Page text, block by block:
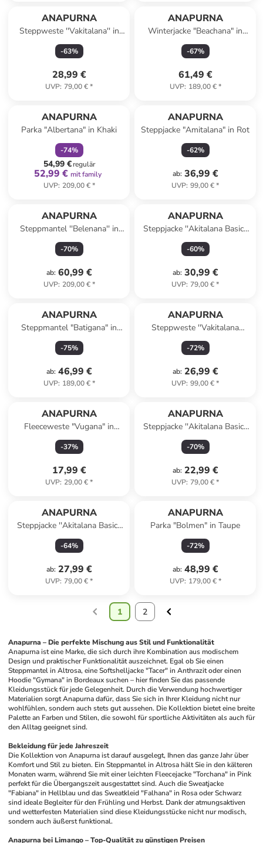
ANAPURNA
Steppweste ''Vakitalana'' in
Rot
-63%
28,99 €
UVP: 79,00 €*
ANAPURNA
Winterjacke "Beachana" in
Grau
-67%
61,49 €
UVP: 189,00 €*
ANAPURNA
Parka "Albertana" in Khaki
-74%
54,99 €regulär
52,99 € mit family
UVP: 209,00 €*
ANAPURNA
Steppjacke "Amitalana" in Rot
-62%
ab: 36,99 €
UVP: 99,00 €*
ANAPURNA
Steppmantel ''Belenana'' in
Dunkelblau
-70%
ab: 60,99 €
UVP: 209,00 €*
ANAPURNA
Steppjacke ''Akitalana Basic''
in Khaki
-60%
ab: 30,99 €
UVP: 79,00 €*
ANAPURNA
Steppmantel "Batigana" in
Bordeaux
-75%
ab: 46,99 €
UVP: 189,00 €*
ANAPURNA
Steppweste ''Vakitalana
Long'' in Bordeaux
-72%
ab: 26,99 €
UVP: 99,00 €*
ANAPURNA
Fleeceweste "Vugana" in
Hellgrau
-37%
17,99 €
UVP: 29,00 €*
ANAPURNA
Steppjacke ''Akitalana Basic''
in Grau
-70%
ab: 22,99 €
UVP: 79,00 €*
ANAPURNA
Steppjacke ''Akitalana Basic''
in Flieder
-64%
ab: 27,99 €
UVP: 79,00 €*
ANAPURNA
Parka "Bolmen" in Taupe
-72%
ab: 48,99 €
UVP: 179,00 €*
1 2
Anapurna – Die perfekte Mischung aus Stil und Funktionalität
Anapurna ist eine Marke, die sich durch ihre Kombination aus modischem
Design und praktischer Funktionalität auszeichnet. Egal ob Sie einen
Steppmantel in Altrosa, eine Softshelljacke "Tacer" in Anthrazit oder einen
Hoodie "Gymana" in Bordeaux suchen – hier finden Sie das passende
Kleidungsstück für jede Gelegenheit. Durch die Verwendung hochwertiger
Materialien sorgt Anapurna dafür, dass Sie sich in Ihrer Kleidung nicht nur
wohlfühlen, sondern auch stets gut aussehen. Die Kollektion bietet eine breite
Palette an Farben und Stilen, die sowohl für sportliche Aktivitäten als auch für
den Alltag geeignet sind.
Bekleidung für jede Jahreszeit
Die Kollektion von Anapurna ist darauf ausgelegt, Ihnen das ganze Jahr über
Komfort und Stil zu bieten. Ein Steppmantel in Altrosa hält Sie in den kälteren
Monaten warm, während Sie mit einer leichten Fleecejacke "Torchana" in Pink
perfekt für die Übergangszeit ausgestattet sind. Auch die Sweatjacke
"Fabiana" in Hellblau und das Sweatkleid "Falhana" in Rosa oder Schwarz
sind ideale Begleiter für den Frühling und Herbst. Dank der atmungsaktiven
und wetterfesten Materialien sind diese Kleidungsstücke nicht nur modisch,
sondern auch äußerst funktional.
Anapurna bei Limango – Top-Qualität zu günstigen Preisen